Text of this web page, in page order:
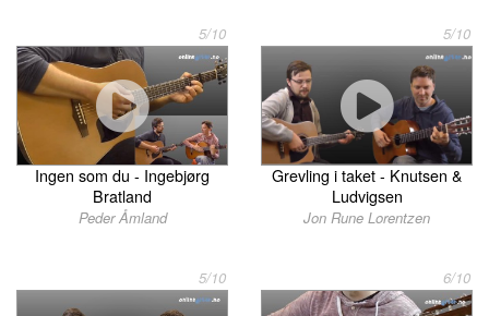
5/10
Ingen som du - Ingebjørg
Bratland
Peder Åmland
5/10
Grevling i taket - Knutsen &
Ludvigsen
Jon Rune Lorentzen
5/10 6/10